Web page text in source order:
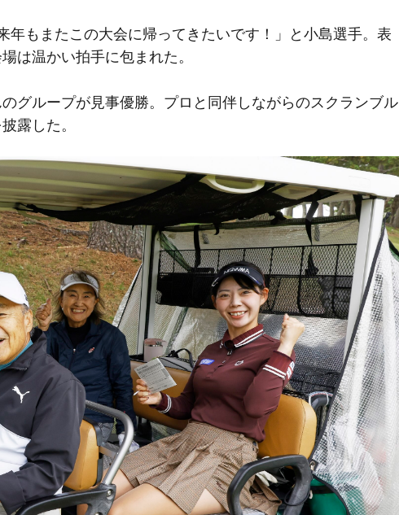
もまたこの大会に帰ってきたいです！」と小島選手。表
は温かい拍手に包まれた。
グループが見事優勝。プロと同伴しながらのスクランブル
露した。